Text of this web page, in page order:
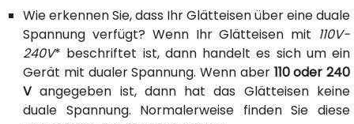
Wie erkennen Sie, dass Ihr Glätteisen über eine duale
Spannung verfügt? Wenn Ihr Glätteisen mit 110V-
240V* beschriftet ist, dann handelt es sich um ein
Gerät mit dualer Spannung. Wenn aber 110 oder 240
V angegeben ist, dann hat das Glätteisen keine
duale Spannung. Normalerweise finden Sie diese